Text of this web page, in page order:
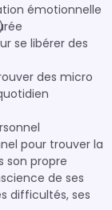
émotionnelle
se libérer des
des micro
pour trouver la
son propre
de ses
difficultés, ses